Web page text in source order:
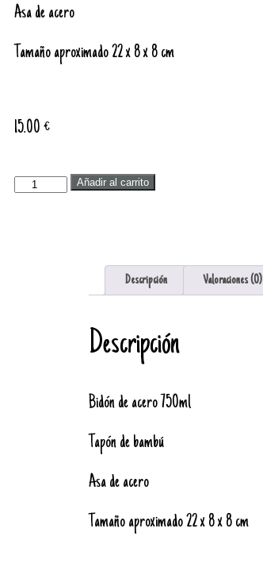
Asa de acero
Tamaño aproximado 22 x 8 x 8 cm
15.00 €
Añadir al carrito
Descripción Valoraciones (0)
Descripción
Bidón de acero 750ml
Tapón de bambú
Asa de acero
Tamaño aproximado 22 x 8 x 8 cm